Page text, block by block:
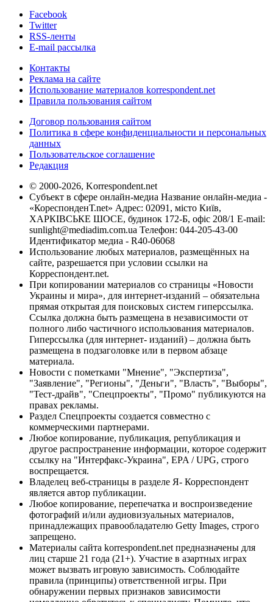
Facebook
Twitter
RSS-ленты
E-mail рассылка
Контакты
Реклама на сайте
Использование материалов korrespondent.net
Правила пользования сайтом
Договор пользования сайтом
Политика в сфере конфиденциальности и персональных
данных
Пользовательское соглашение
Редакция
© 2000-2026, Korrespondent.net
Субъект в сфере онлайн-медиа Название онлайн-медиа -
«КореспонденТ.net» Адрес: 02091, місто Київ,
ХАРКІВСЬКЕ ШОСЕ, будинок 172-Б, офіс 208/1 E-mail:
sunlight@mediadim.com.ua Телефон: 044-205-43-00
Идентификатор медиа - R40-06068
Использование любых материалов, размещённых на
сайте, разрешается при условии ссылки на
Корреспондент.net.
При копировании материалов со страницы «Новости
Украины и мира», для интернет-изданий – обязательна
прямая открытая для поисковых систем гиперссылка.
Ссылка должна быть размещена в независимости от
полного либо частичного использования материалов.
Гиперссылка (для интернет- изданий) – должна быть
размещена в подзаголовке или в первом абзаце
материала.
Новости с пометками "Мнение", "Экспертиза",
"Заявление", "Регионы", "Деньги", "Власть", "Выборы",
"Тест-драйв", "Спецпроекты", "Промо" публикуются на
правах рекламы.
Раздел Спецпроекты создается совместно с
коммерческими партнерами.
Любое копирование, публикация, републикация и
другое распространение информации, которое содержит
ссылку на "Интерфакс-Украина", EPA / UPG, строго
воспрещается.
Владелец веб-страницы в разделе Я- Корреспондент
является автор публикации.
Любое копирование, перепечатка и воспроизведение
фотографий и/или аудиовизуальных материалов,
принадлежащих правообладателю Getty Images, строго
запрещено.
Материалы сайта korrespondent.net предназначены для
лиц старше 21 года (21+). Участие в азартных играх
может вызвать игровую зависимость. Соблюдайте
правила (принципы) ответственной игры. При
обнаружении первых признаков зависимости